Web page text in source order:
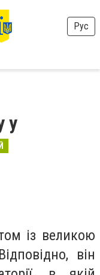
Рус
у
із великою
він